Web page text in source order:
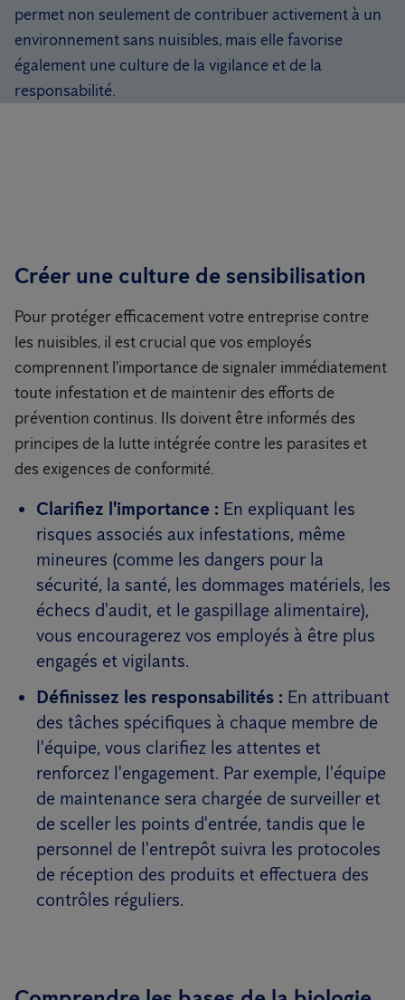
permet non seulement de contribuer activement à un
environnement sans nuisibles, mais elle favorise
également une culture de la vigilance et de la
responsabilité.
Créer une culture de sensibilisation
Pour protéger efficacement votre entreprise contre
les nuisibles, il est crucial que vos employés
comprennent l'importance de signaler immédiatement
toute infestation et de maintenir des efforts de
prévention continus. Ils doivent être informés des
principes de la lutte intégrée contre les parasites et
des exigences de conformité.
Clarifiez l'importance : En expliquant les
risques associés aux infestations, même
mineures (comme les dangers pour la
sécurité, la santé, les dommages matériels, les
échecs d'audit, et le gaspillage alimentaire),
vous encouragerez vos employés à être plus
engagés et vigilants.
Définissez les responsabilités : En attribuant
des tâches spécifiques à chaque membre de
l'équipe, vous clarifiez les attentes et
renforcez l'engagement. Par exemple, l'équipe
de maintenance sera chargée de surveiller et
de sceller les points d'entrée, tandis que le
personnel de l'entrepôt suivra les protocoles
de réception des produits et effectuera des
contrôles réguliers.